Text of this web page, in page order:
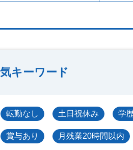
キーワード
転勤なし 土日祝休み 学
賞与あり 月残業20時間以内